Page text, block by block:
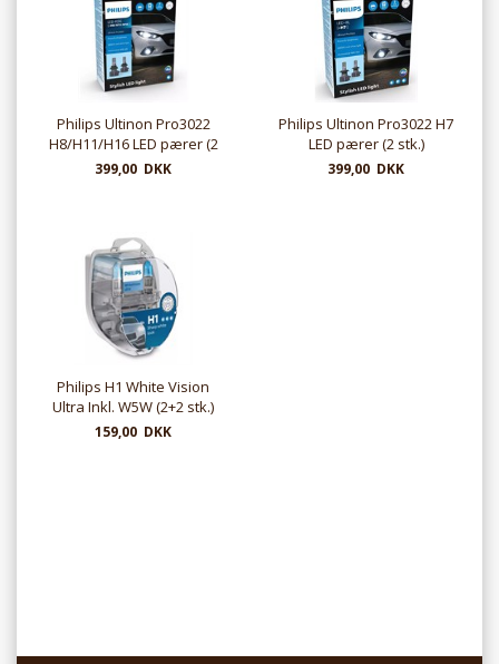
Philips Ultinon Pro3022
H8/H11/H16 LED pærer (2
stk.)
399,00 DKK
Philips Ultinon Pro3022 H7
LED pærer (2 stk.)
399,00 DKK
Philips H1 White Vision
Ultra Inkl. W5W (2+2 stk.)
159,00 DKK